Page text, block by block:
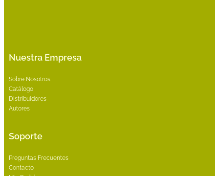
Nuestra Empresa
Sobre Nosotros
Catálogo
Distribuidores
Autores
Soporte
Preguntas Frecuentes
Contacto